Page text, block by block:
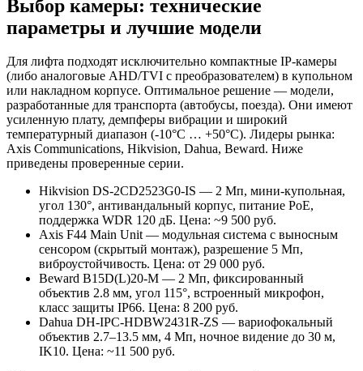
Выбор камеры: технические
параметры и лучшие модели
Для лифта подходят исключительно компактные IP-камеры
(либо аналоговые AHD/TVI с преобразователем) в купольном
или накладном корпусе. Оптимальное решение — модели,
разработанные для транспорта (автобусы, поезда). Они имеют
усиленную плату, демпферы вибрации и широкий
температурный диапазон (-10°C … +50°C). Лидеры рынка:
Axis Communications, Hikvision, Dahua, Beward. Ниже
приведены проверенные серии.
Hikvision DS-2CD2523G0-IS — 2 Мп, мини-купольная,
угол 130°, антивандальный корпус, питание PoE,
поддержка WDR 120 дБ. Цена: ~9 500 руб.
Axis F44 Main Unit — модульная система с выносным
сенсором (скрытый монтаж), разрешение 5 Мп,
виброустойчивость. Цена: от 29 000 руб.
Beward B15D(L)20-M — 2 Мп, фиксированный
объектив 2.8 мм, угол 115°, встроенный микрофон,
класс защиты IP66. Цена: 8 200 руб.
Dahua DH-IPC-HDBW2431R-ZS — вариофокальный
объектив 2.7–13.5 мм, 4 Мп, ночное видение до 30 м,
IK10. Цена: ~11 500 руб.